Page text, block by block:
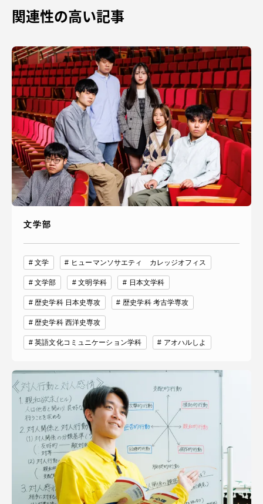
関連性の高い記事
文学部
文学 ヒューマンソサエティ カレッジオフィス
文学部 文明学科 日本文学科
歴史学科 日本史専攻 歴史学科 考古学専攻
歴史学科 西洋史専攻
英語文化コミュニケーション学科 アオハルしよ